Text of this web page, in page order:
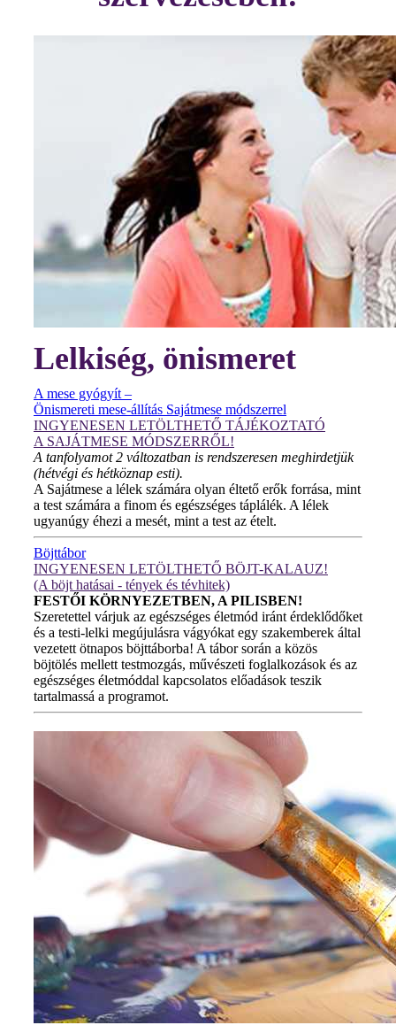
Lelkiség, önismeret
A mese gyógyít –
Önismereti mese-állítás Sajátmese módszerrel
INGYENESEN LETÖLTHETŐ TÁJÉKOZTATÓ
A SAJÁTMESE MÓDSZERRŐL!
A tanfolyamot 2 változatban is rendszeresen meghirdetjük
(hétvégi és hétköznap esti).
A Sajátmese a lélek számára olyan éltető erők forrása, mint
a test számára a finom és egészséges táplálék. A lélek
ugyanúgy éhezi a mesét, mint a test az ételt.
Böjttábor
INGYENESEN LETÖLTHETŐ BÖJT-KALAUZ!
(A böjt hatásai - tények és tévhitek)
FESTŐI KÖRNYEZETBEN, A PILISBEN!
Szeretettel várjuk az egészséges életmód iránt érdeklődőket
és a testi-lelki megújulásra vágyókat egy szakemberek által
vezetett ötnapos böjttáborba! A tábor során a közös
böjtölés mellett testmozgás, művészeti foglalkozások és az
egészséges életmóddal kapcsolatos előadások teszik
tartalmassá a programot.